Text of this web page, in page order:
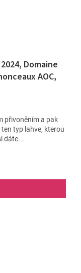
Domaine
AOC,
přivoněním a pak
typ lahve, kterou
dáte...